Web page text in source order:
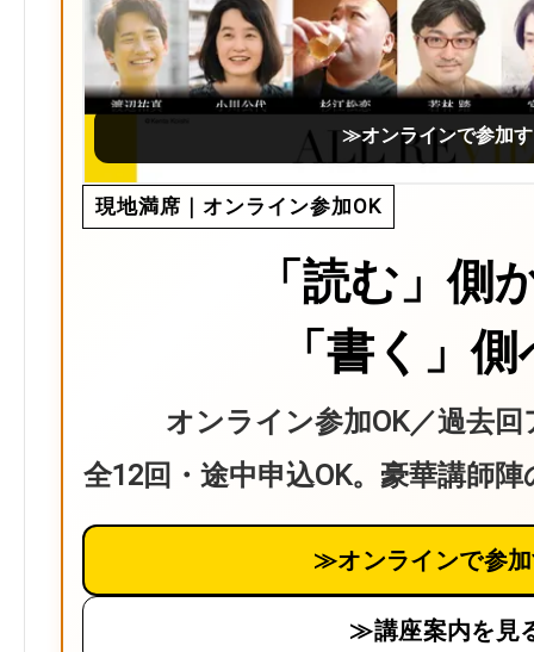
≫オンラインで参加
現地満席｜オンライン参加OK
「読む」側
「書く」
オンライン参加OK／過去
全12回・途中申込OK。豪華講師
≫オンラインで参
≫講座案内を見